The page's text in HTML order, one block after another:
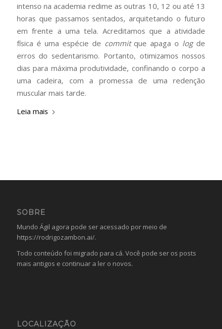
intenso na academia redime as outras 10, 12 ou até 13
horas que passamos sentados, arquitetando o futuro
em frente a uma tela. Acreditamos que a atividade
física é uma espécie de commitque apaga o logde
erros do sedentarismo. Portanto, otimizamos nossos
dias para máxima produtividade, confinando o corpo a
uma cadeira, com a promessa de uma redenção
muscular mais tarde.
Leia mais
SOBRE
Mundo Ágil agora pode ser acessado por meio de
https://rodrigozambon.ai/.
Todo conteúdo foi migrado para cá. Você pode ser os posts
mais antigos e continuar a ler o novos.
LOCALIZAÇÃO